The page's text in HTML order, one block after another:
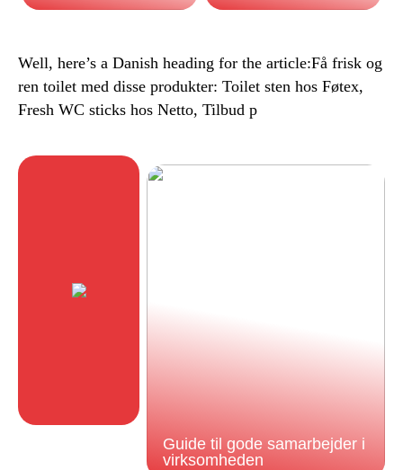
Well, here’s a Danish heading for the article:Få frisk og
ren toilet med disse produkter: Toilet sten hos Føtex,
Fresh WC sticks hos Netto, Tilbud p
Guide til gode samarbejder i
virksomheden